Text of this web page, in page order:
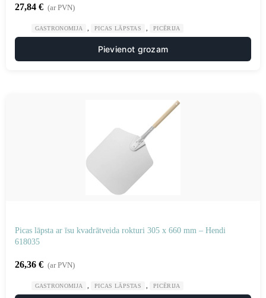
27,84 € (ar PVN)
GASTRONOMIJA PICAS LĀPSTAS PICĒRIJA
Pievienot grozam
Picas lāpsta ar īsu kvadrātveida rokturi 305 x 660 mm – Hendi
618035
26,36 € (ar PVN)
GASTRONOMIJA PICAS LĀPSTAS PICĒRIJA